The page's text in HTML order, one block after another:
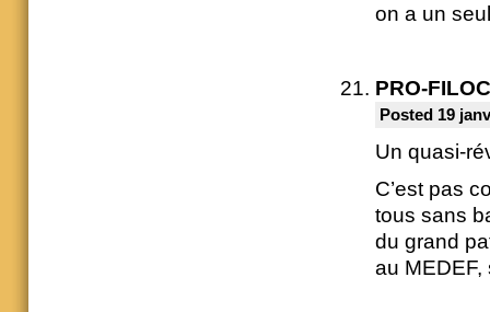
on a un
PRO-
Posted 19
Un quasi-
C’est pas
tous sans
du grand
au